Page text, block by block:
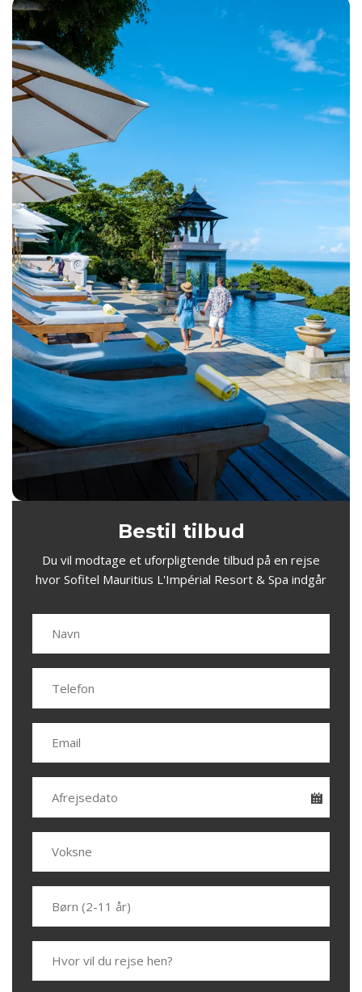
Bestil tilbud
Du vil modtage et uforpligtende tilbud på en rejse
hvor Sofitel Mauritius L'Impérial Resort & Spa indgår